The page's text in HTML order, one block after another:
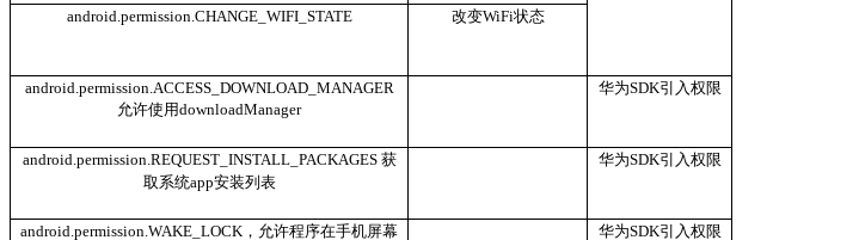
android.permission.CHANGE_WIFI_STATE
改变WiFi状态
android.permission.ACCESS_DOWNLOAD_MANAGER
允许使用downloadManager
华为SDK引入权限
android.permission.REQUEST_INSTALL_PACKAGES 获
取系统app安装列表
华为SDK引入权限
android.permission.WAKE_LOCK，允许程序在手机屏幕 华为SDK引入权限